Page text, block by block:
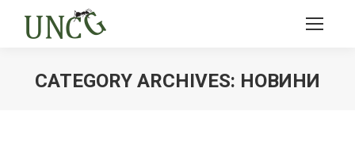
CATEGORY ARCHIVES: НОВИНИ